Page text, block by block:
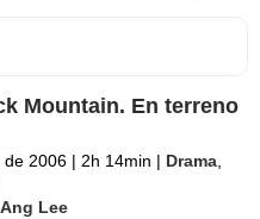
Mountain. En terreno
de 2006 | 2h 14min | Drama
Ang Lee